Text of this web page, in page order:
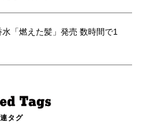
「燃えた髪」発売 数時間で1
タグ